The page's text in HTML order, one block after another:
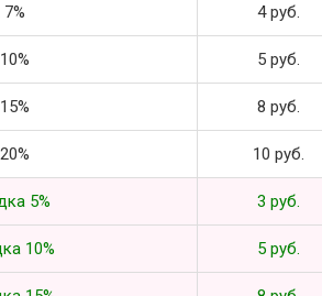
4 руб.
5 руб.
8 руб.
10 руб.
5% 3 руб.
10% 5 руб.